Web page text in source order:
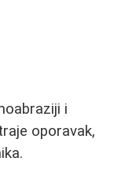
i
oporavak,